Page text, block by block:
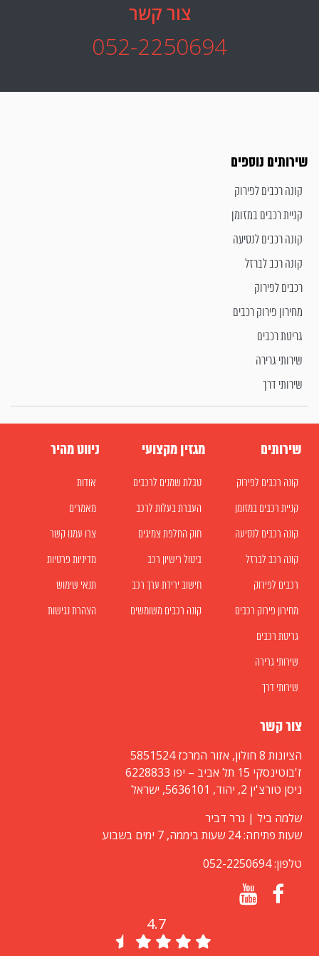
צור קשר
052-2250694
שירותים נוספים
קונה רכבים לפירוק
קניית רכבים במזומן
קונה רכבים לנסיעה
קונה רכב לברזל
רכבים לפירוק
מחירון פירוק רכבים
גריטת רכבים
שירותי גרירה
שירותי דרך
שירותים
קונה רכבים לפירוק
קניית רכבים במזומן
קונה רכבים לנסיעה
קונה רכב לברזל
רכבים לפירוק
מחירון פירוק רכבים
גריטת רכבים
שירותי גרירה
שירותי דרך
מגזין מקצועי
טבלת שמנים לרכבים
העברת בעלות לרכב
חוק החלפת צמיגים
ביטול רישיון רכב
חישוב ירידת ערך רכב
קונה רכבים משומשים
ניווט מהיר
אודות
מאמרים
צרו עמנו קשר
מדיניות פרטיות
תנאי שימוש
הצהרת נגישות
צור קשר
הציונות 8 חולון, אזור המרכז 5851524
ז'בוטינסקי 15 תל אביב – יפו 6228833
ניסן טורצ'ין 2, יהוד, 5636101, ישראל
שלמה ביל | גרר דביר
שעות פתיחה: 24 שעות ביממה, 7 ימים בשבוע
טלפון: 052-2250694
4.7